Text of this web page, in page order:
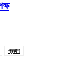
প্রকাশ